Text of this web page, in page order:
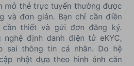
mở thẻ trực tuyến thường được
và đơn giản. Bạn chỉ cần điền
thiết và gửi đơn đăng ký.
định danh điện tử eKYC,
sai thông tin cá nhân. Do hệ
nhật dựa theo hình ảnh căn